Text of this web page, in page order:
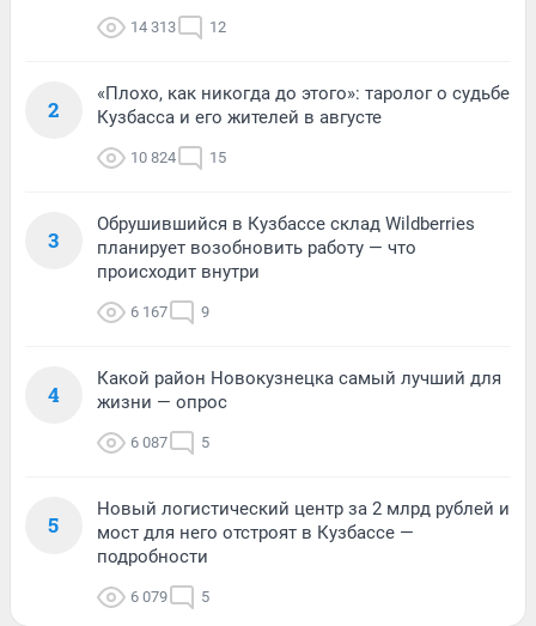
14 313 12
2
«Плохо, как никогда до этого»: таролог о судьбе
Кузбасса и его жителей в августе
10 824 15
3
Обрушившийся в Кузбассе склад Wildberries
планирует возобновить работу — что
происходит внутри
6 167 9
4
Какой район Новокузнецка самый лучший для
жизни — опрос
6 087 5
5
Новый логистический центр за 2 млрд рублей и
мост для него отстроят в Кузбассе —
подробности
6 079 5